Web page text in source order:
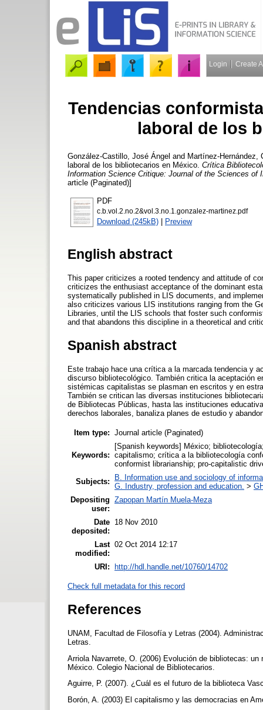
Login Create
Tendencias
laboral de los
González-Castillo, José Ángel and Martínez-Hernández,
laboral de los bibliotecarios en México. Crítica
Information Science Critique: Journal of the Sciences of
article (Paginated)]
PDF
c.b.vol.2.no.2&vol.3.no.1.gonzalez-martinez.pdf
Download (245kB) | Preview
English abstract
This paper criticizes a rooted tendency and attitude of
criticizes the enthusiast acceptance of the dominant
systematically published in LIS documents, and
also criticizes various LIS institutions ranging from the
Libraries, until the LIS schools that foster such
and that abandons this discipline in a theoretical and
Spanish abstract
Este trabajo hace una crítica a la marcada tendencia y
discurso bibliotecológico. También critica la aceptación
sistémicas capitalistas se plasman en escritos y en
También se critican las diversas instituciones
de Bibliotecas Públicas, hasta las instituciones
derechos laborales, banaliza planes de estudio y
Item type: Journal article (Paginated)
Keywords:
[Spanish keywords] México;
capitalismo; crítica a la bibliotecología
conformist librarianship; pro-capitalistic
Subjects:
B. Information use and sociology of
G. Industry, profession and education. >
Depositing
user:
Zapopan Martín Muela-Meza
Date
deposited:
18 Nov 2010
Last
modified:
02 Oct 2014 12:17
URI: http://hdl.handle.net/10760/14702
Check full metadata for this record
References
UNAM, Facultad de Filosofía y Letras (2004).
Letras.
Arriola Navarrete, O. (2006) Evolución de bibliotecas:
México. Colegio Nacional de Bibliotecarios.
Aguirre, P. (2007). ¿Cuál es el futuro de la biblioteca
Borón, A. (2003) El capitalismo y las democracias en